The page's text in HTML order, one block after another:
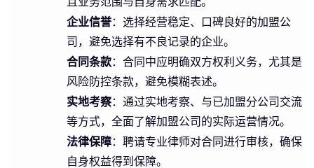
企业信誉：选择经营稳定、口碑良好的加盟公
司，避免选择有不良记录的企业。
合同条款：合同中应明确双方权利义务，尤其是
风险防控条款，避免模糊表述。
实地考察：通过实地考察、与已加盟分公司交流
等方式，全面了解加盟公司的实际运营情况。
法律保障：聘请专业律师对合同进行审核，确保
自身权益得到保障。